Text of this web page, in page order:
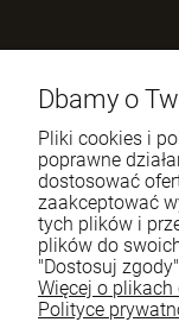
e-
Dbamy o
Pliki cookies i
poprawne
dostosować
zaakceptować
tych plików i
plików do
"Dostosuj
Więcej o
Polityce